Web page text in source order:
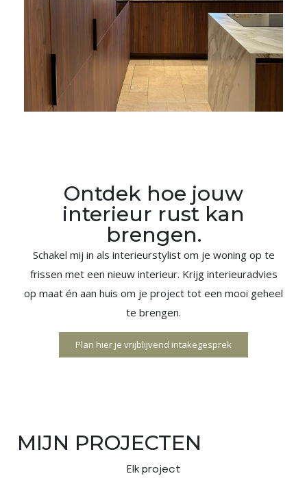
Ontdek hoe jouw
interieur rust kan
brengen.
Schakel mij in als interieurstylist om je woning op te
frissen met een nieuw interieur. Krijg interieuradvies
op maat én aan huis om je project tot een mooi geheel
te brengen.
Plan hier je vrijblijvend intakegesprek
MIJN PROJECTEN
Elk project